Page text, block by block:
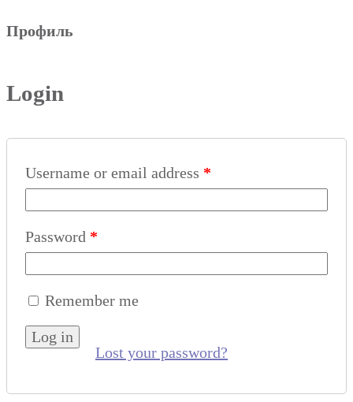
Профиль
Login
Username or email address *
Password *
Remember me
Log in
Lost your password?